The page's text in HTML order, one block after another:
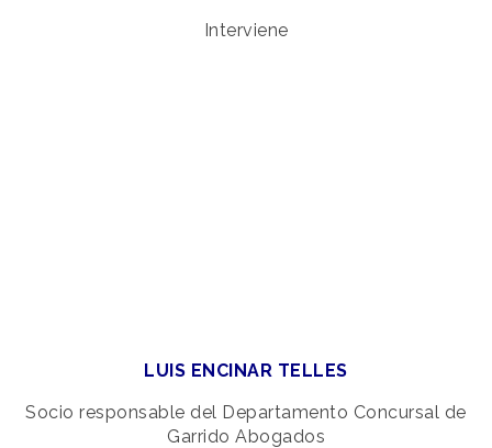
Interviene
LUIS ENCINAR TELLES
Socio responsable del Departamento Concursal de
Garrido Abogados